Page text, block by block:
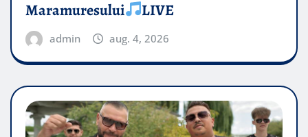
Maramuresului
LIVE
admin aug. 4, 2026